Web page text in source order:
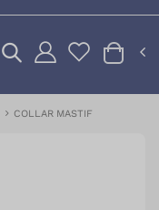
COLLAR MASTIF